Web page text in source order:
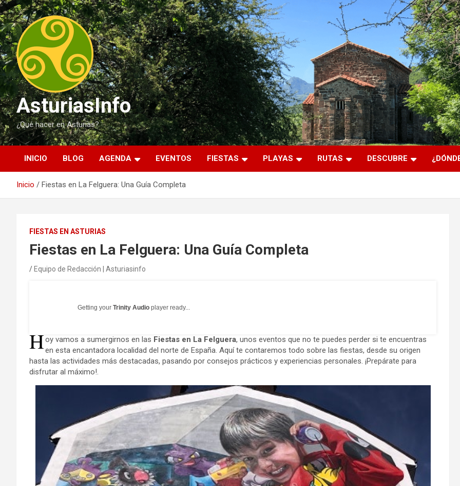
Saltar
al
contenido
AsturiasInfo
¿Qué hacer en Asturias?
INICIO BLOG AGENDA EVENTOS FIESTAS PLAYAS RUTAS DESCUBRE
Inicio Fiestas en La Felguera: Una Guía Completa
FIESTAS EN ASTURIAS
Fiestas en La Felguera: Una Guía Completa
Equipo de Redacción | Asturiasinfo
Getting your Trinity Audio player ready...
Hoy vamos a sumergirnos en las Fiestas en La Felguera, unos eventos que no te puedes perder si te encuentras
en esta encantadora localidad del norte de España. Aquí te contaremos todo sobre las fiestas, desde su origen
hasta las actividades más destacadas, pasando por consejos prácticos y experiencias personales. ¡Prepárate para
disfrutar al máximo!.